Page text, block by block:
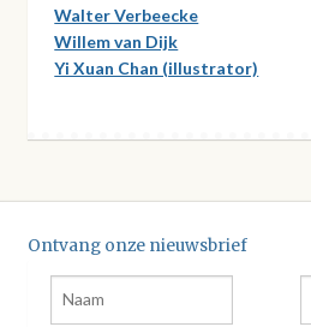
Walter Verbeecke
Willem van Dijk
Yi Xuan Chan (illustrator)
Ontvang onze nieuwsbrief